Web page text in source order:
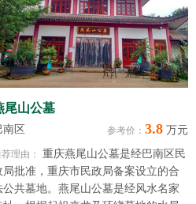
尾山公墓
南区 参考价： 3.8万元
理由：
重庆燕尾山公墓是经巴南区民
局批准，重庆市民政局备案设立的合
公共墓地。燕尾山公墓是经风水名家